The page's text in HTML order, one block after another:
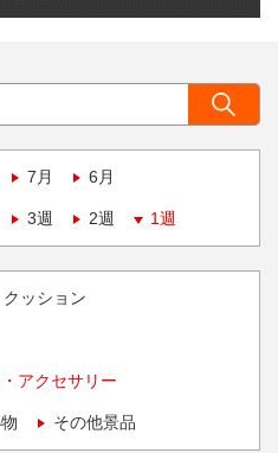
7月 6月
3週 2週 1週
ッション
アクセサリー
その他景品